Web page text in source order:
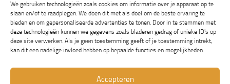
We gebruiken technologieën zoals cookies om informatie over je apparaat op te
slaan en/of te raadplegen. We doen dit met als doel om de beste ervaring te
bieden en om gepersonaliseerde advertenties te tonen. Door in te stemmen met
deze technologieën kunnen we gegevens zoals bladeren gedrag of unieke ID's op
deze site verwerken. Als je geen toestemming geeft of je toestemming intrekt,
kan dit een nadelige invloed hebben op bepaalde functies en mogelijkheden.
Accepteren